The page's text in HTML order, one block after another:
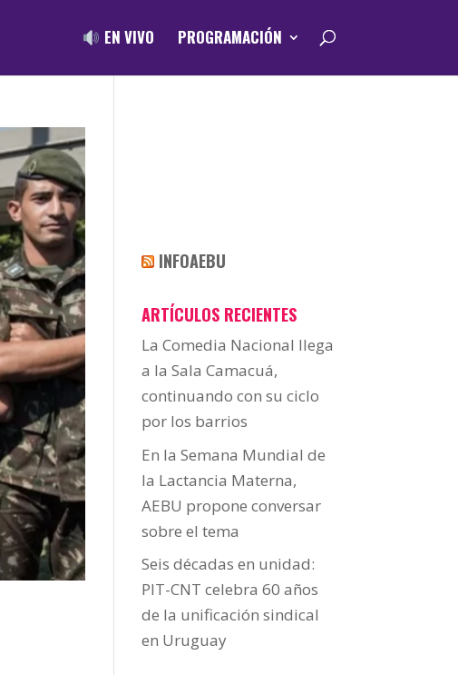
EN VIVO PROGRAMACIÓN
INFOAEBU
ARTÍCULOS RECIENTES
La Comedia Nacional llega
a la Sala Camacuá,
continuando con su ciclo
por los barrios
En la Semana Mundial de
la Lactancia Materna,
AEBU propone conversar
sobre el tema
Seis décadas en unidad:
PIT-CNT celebra 60 años
de la unificación sindical
en Uruguay